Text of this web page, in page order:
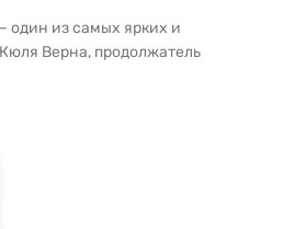
один из самых ярких и
Верна, продолжатель